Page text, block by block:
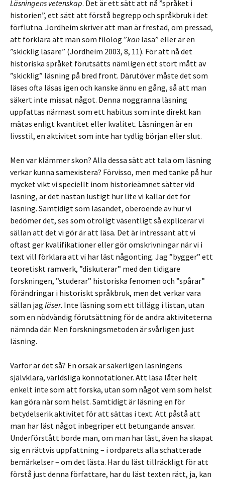
Läsningens vetenskap. Det är ett sätt att nå ”språket i
historien”, ett sätt att förstå begrepp och språkbruk i det
förflutna. Jordheim skriver att man är frestad, om pressad,
att förklara att man som filolog ”kan läsa” eller är en
”skicklig läsare” (Jordheim 2003, 8, 11). För att nå det
historiska språket förutsätts nämligen ett stort mått av
”skicklig” läsning på bred front. Därutöver måste det som
läses ofta läsas igen och kanske ännu en gång, så att man
säkert inte missat något. Denna noggranna läsning
uppfattas närmast som ett habitus som inte direkt kan
mätas enligt kvantitet eller kvalitet. Läsningen är en
livsstil, en aktivitet som inte har tydlig början eller slut.
Men var klämmer skon? Alla dessa sätt att tala om läsning
verkar kunna samexistera? Förvisso, men med tanke på hur
mycket vikt vi speciellt inom historieämnet sätter vid
läsning, är det nästan lustigt hur lite vi kallar det för
läsning. Samtidigt som läsandet, oberoende av hur vi
bedömer det, ses som otroligt väsentligt så explicerar vi
sällan att det vi gör är att läsa. Det är intressant att vi
oftast ger kvalifikationer eller gör omskrivningar när vi i
text vill förklara att vi har läst någonting. Jag ”bygger” ett
teoretiskt ramverk, ”diskuterar” med den tidigare
forskningen, ”studerar” historiska fenomen och ”spårar”
förändringar i historiskt språkbruk, men det verkar vara
sällan jag läser. Inte läsning som ett tillägg i listan, utan
som en nödvändig förutsättning för de andra aktiviteterna
nämnda där. Men forskningsmetoden är svårligen just
läsning.
Varför är det så? En orsak är säkerligen läsningens
självklara, världsliga konnotationer. Att läsa låter helt
enkelt inte som att forska, utan som något vem som helst
kan göra när som helst. Samtidigt är läsning en för
betydelserik aktivitet för att sättas i text. Att påstå att
man har läst något inbegriper ett betungande ansvar.
Underförstått borde man, om man har läst, även ha skapat
sig en rättvis uppfattning – i ordparets alla schatterade
bemärkelser – om det lästa. Har du läst tillräckligt för att
förstå just denna författare, har du läst texten rätt, ja, kan